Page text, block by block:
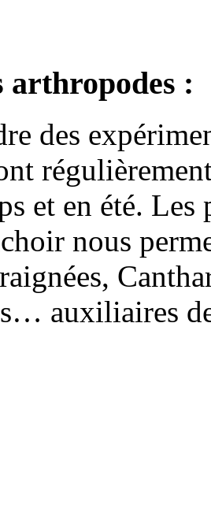
arthropodes :
des
et en été. Les
nous
auxiliaires